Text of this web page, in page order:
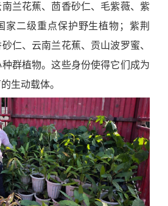
兰花蕉、茴香砂仁、毛紫薇、紫
家二级重点保护野生植物；紫荆
仁、云南兰花蕉、贡山波罗蜜、
群植物。这些身份使得它们成为
生动载体。